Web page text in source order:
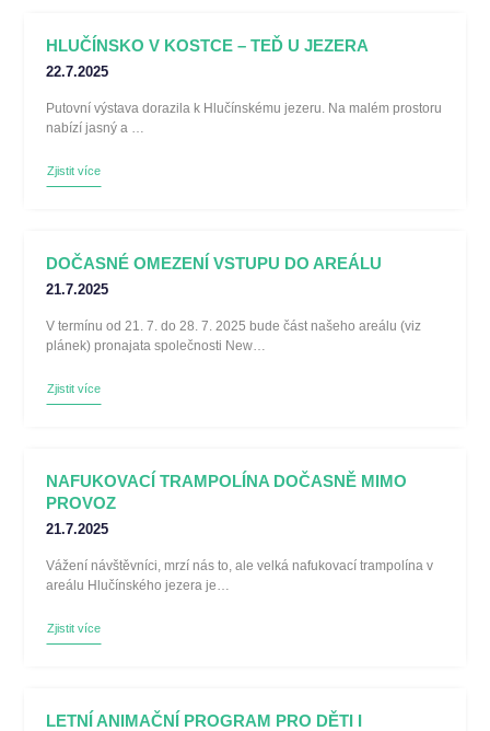
HLUČÍNSKO V KOSTCE – TEĎ U JEZERA
22.7.2025
Putovní výstava dorazila k Hlučínskému jezeru. Na malém prostoru
nabízí jasný a …
Zjistit více
DOČASNÉ OMEZENÍ VSTUPU DO AREÁLU
21.7.2025
V termínu od 21. 7. do 28. 7. 2025 bude část našeho areálu (viz
plánek) pronajata společnosti New…
Zjistit více
NAFUKOVACÍ TRAMPOLÍNA DOČASNĚ MIMO
PROVOZ
21.7.2025
Vážení návštěvníci, mrzí nás to, ale velká nafukovací trampolína v
areálu Hlučínského jezera je…
Zjistit více
LETNÍ ANIMAČNÍ PROGRAM PRO DĚTI I